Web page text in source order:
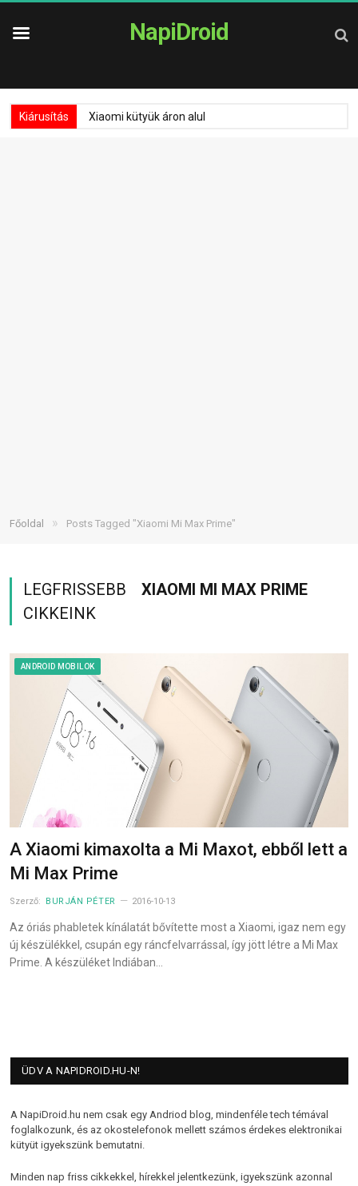
NapiDroid
Kiárusítás Xiaomi kütyük áron alul
Főoldal » Posts Tagged "Xiaomi Mi Max Prime"
LEGFRISSEBB
XIAOMI MI MAX PRIME
CIKKEINK
ANDROID MOBILOK
A Xiaomi kimaxolta a Mi Maxot, ebből lett a
Mi Max Prime
Szerző: BURJÁN PÉTER 2016-10-13
Az óriás phabletek kínálatát bővítette most a Xiaomi, igaz nem egy
új készülékkel, csupán egy ráncfelvarrással, így jött létre a Mi Max
Prime. A készüléket Indiában…
ÜDV A NAPIDROID.HU-N!
A NapiDroid.hu nem csak egy Andriod blog, mindenféle tech témával
foglalkozunk, és az okostelefonok mellett számos érdekes elektronikai
kütyüt igyekszünk bemutatni.
Minden nap friss cikkekkel, hírekkel jelentkezünk, igyekszünk azonnal